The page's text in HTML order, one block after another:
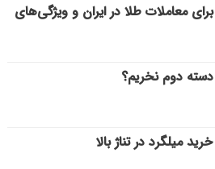
معاملات طلا در ایران و ویژگی‌های
دوم نخریم؟
میلگرد در تناژ بالا